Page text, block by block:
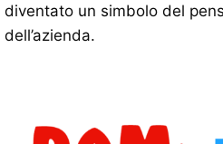
diventato un simbolo del
dell’azienda.